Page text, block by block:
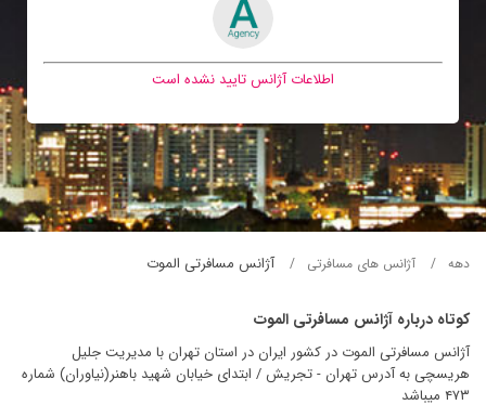
اطلاعات آژانس تایید نشده است
دهه آژانس های مسافرتی آژانس مسافرتی الموت
کوتاه درباره آژانس مسافرتی الموت
آژانس مسافرتی الموت در کشور ایران در استان تهران با مدیریت جلیل
هریسچی به آدرس تهران - تجریش / ابتدای خیابان شهید باهنر(نیاوران) شماره
۴۷۳ میباشد